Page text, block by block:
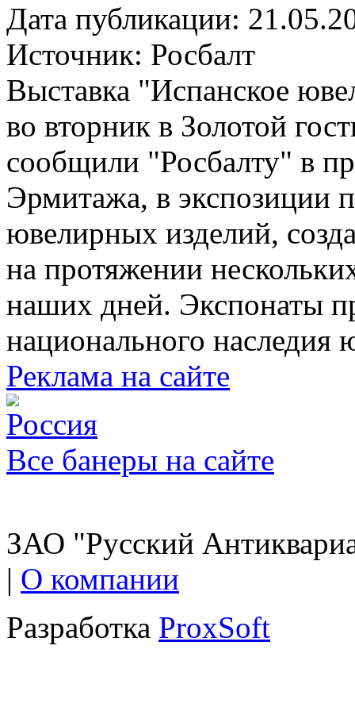
Дата публикации:
Источник: Росбалт
Выставка "Испанское
во вторник в Золотой
сообщили "Росбалту" в
Эрмитажа, в экспозиции
ювелирных изделий,
на протяжении
наших дней. Экспонаты
национального наследия
Реклама на сайте
Все банеры на сайте
ЗАО "Русский
| О компании
Разработка ProxSoft